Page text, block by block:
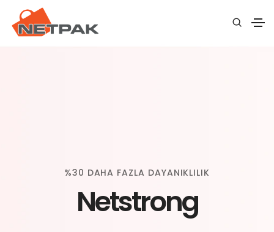
%30 DAHA FAZLA DAYANIKLILIK
Netstrong